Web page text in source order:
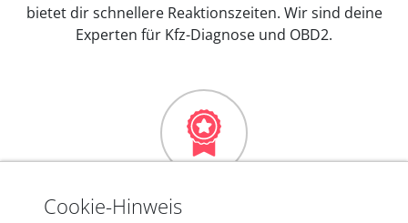
bietet dir schnellere Reaktionszeiten. Wir sind deine
Experten für Kfz-Diagnose und OBD2.
Mehr als 10 Jahre Erfahrung
Cookie-Hinweis